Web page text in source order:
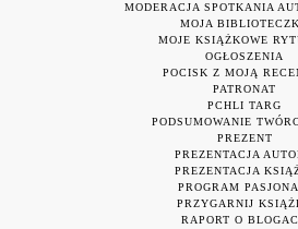
MODERACJA SPOTKANIA
MOJA
MOJE KSIĄŻKOWE
OGŁOSZENIA
POCISK Z MOJĄ
PATRONAT
PCHLI TARG
PODSUMOWANIE
PREZENT
PREZENTACJA
PREZENTACJA
PROGRAM
PRZYGARNIJ
RAPORT O